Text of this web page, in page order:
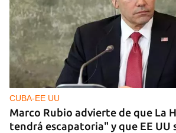
CUBA-EE UU
Marco Rubio advierte de que La
tendrá escapatoria" y que EE UU